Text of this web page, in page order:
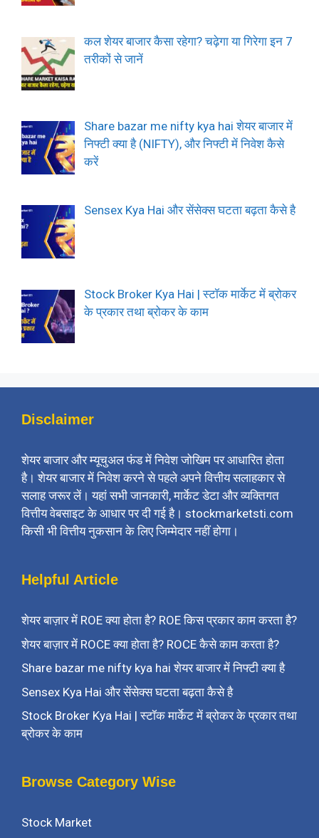
कल शेयर बाजार कैसा रहेगा? चढ़ेगा या गिरेगा इन 7
तरीकों से जानें
Share bazar me nifty kya hai शेयर बाजार में
निफ्टी क्या है (NIFTY), और निफ्टी में निवेश कैसे
करें
Sensex Kya Hai और सेंसेक्स घटता बढ़ता कैसे है
Stock Broker Kya Hai | स्टॉक मार्केट में ब्रोकर
के प्रकार तथा ब्रोकर के काम
Disclaimer
शेयर बाजार और म्यूचुअल फंड में निवेश जोखिम पर आधारित होता
है। शेयर बाजार में निवेश करने से पहले अपने वित्तीय सलाहकार से
सलाह जरूर लें। यहां सभी जानकारी, मार्केट डेटा और व्यक्तिगत
वित्तीय वेबसाइट के आधार पर दी गई है। stockmarketsti.com
किसी भी वित्तीय नुकसान के लिए जिम्मेदार नहीं होगा।
Helpful Article
शेयर बाज़ार में ROE क्या होता है? ROE किस प्रकार काम करता है?
शेयर बाज़ार में ROCE क्या होता है? ROCE कैसे काम करता है?
Share bazar me nifty kya hai शेयर बाजार में निफ्टी क्या है
Sensex Kya Hai और सेंसेक्स घटता बढ़ता कैसे है
Stock Broker Kya Hai | स्टॉक मार्केट में ब्रोकर के प्रकार तथा
ब्रोकर के काम
Browse Category Wise
Stock Market